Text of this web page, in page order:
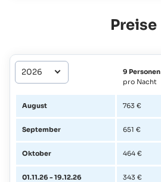
Preise
9 Personen
pro Nacht
August 763 €
September 651 €
Oktober 464 €
01.11.26 - 19.12.26 343 €